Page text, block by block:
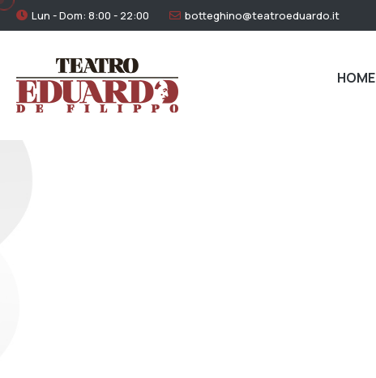
Lun - Dom: 8:00 - 22:00 botteghino@teatroeduardo.it
HOME